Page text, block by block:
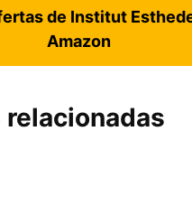
de Institut
Amazon
relacionadas